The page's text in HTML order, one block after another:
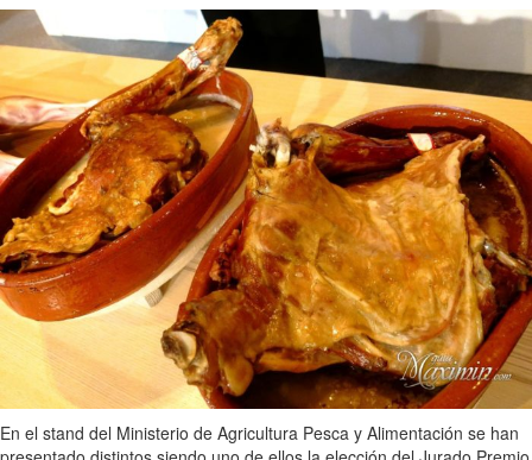
En el stand del Ministerio de Agricultura Pesca y Alimentación se han